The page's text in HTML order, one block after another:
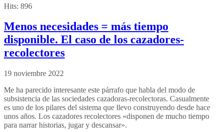
Hits: 896
Menos necesidades = más tiempo
disponible. El caso de los cazadores-
recolectores
19 noviembre 2022
Me ha parecido interesante este párrafo que habla del modo de
subsistencia de las sociedades cazadoras-recolectoras. Casualmente
es uno de los pilares del sistema que llevo construyendo desde hace
unos años. Los cazadores recolectores «disponen de mucho tiempo
para narrar historias, jugar y descansar».